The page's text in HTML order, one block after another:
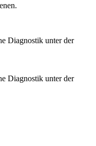
Diagnostik unter der
Diagnostik unter der